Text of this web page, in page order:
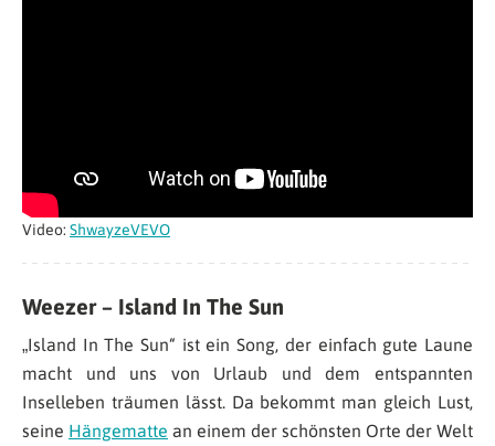
Video: ShwayzeVEVO
Weezer – Island In The Sun
„Island In The Sun“ ist ein Song, der einfach gute Laune
macht und uns von Urlaub und dem entspannten
Inselleben träumen lässt. Da bekommt man gleich Lust,
seine Hängematte an einem der schönsten Orte der Welt